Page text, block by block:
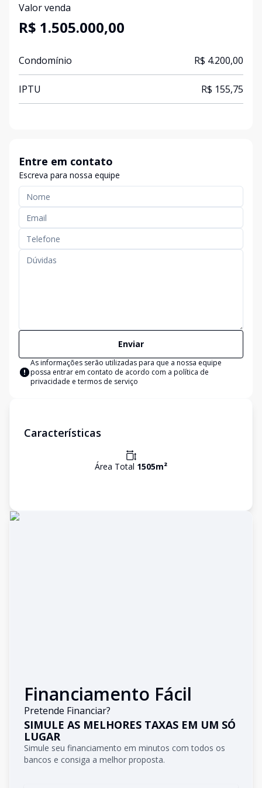
Valor venda
R$ 1.505.000,00
Condomínio R$ 4.200,00
IPTU R$ 155,75
Entre em contato
Escreva para nossa equipe
Enviar
As informações serão utilizadas para que a nossa equipe
possa entrar em contato de acordo com a política de
privacidade e termos de serviço
Características
Área Total 1505m²
Financiamento Fácil
Pretende Financiar?
SIMULE AS MELHORES TAXAS EM UM SÓ
LUGAR
Simule seu financiamento em minutos com todos os
bancos e consiga a melhor proposta.